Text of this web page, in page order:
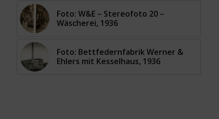
Foto: W&E – Stereofoto 20 –
Wäscherei, 1936
Foto: Bettfedernfabrik Werner &
Ehlers mit Kesselhaus, 1936